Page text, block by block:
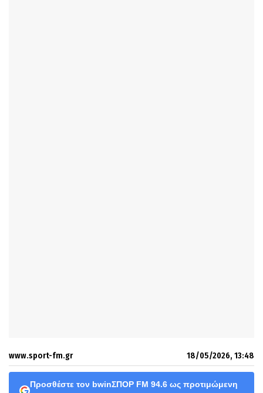
www.sport-fm.gr 18/05/2026, 13:48
Προσθέστε τον bwinΣΠΟΡ FM 94.6 ως προτιμώμενη